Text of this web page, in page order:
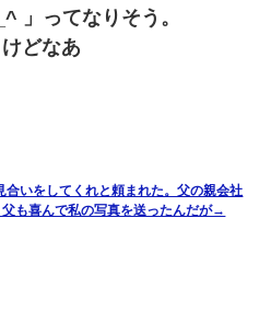
った時に離婚したんだけど、一昨
ねてきた。
、私が本来の妻。許可なく結婚す
？離婚届を記入して持って来い」
」ってなりそう。
どなあ
いをしてくれと頼まれた。父の親会社
も喜んで私の写真を送ったんだが→